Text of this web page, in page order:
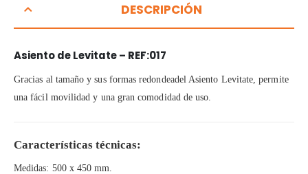
DESCRIPCIÓN
Asiento de Levitate – REF:017
Gracias al tamaño y sus formas redondeadel Asiento Levitate, permite
una fácil movilidad y una gran comodidad de uso.
Características técnicas:
Medidas: 500 x 450 mm.